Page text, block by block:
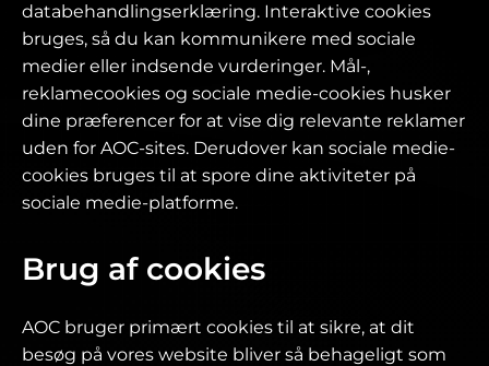
databehandlingserklæring. Interaktive cookies
bruges, så du kan kommunikere med sociale
medier eller indsende vurderinger. Mål-,
reklamecookies og sociale medie-cookies husker
dine præferencer for at vise dig relevante reklamer
uden for AOC-sites. Derudover kan sociale medie-
cookies bruges til at spore dine aktiviteter på
sociale medie-platforme.
Brug af cookies
AOC bruger primært cookies til at sikre, at dit
besøg på vores website bliver så behageligt som